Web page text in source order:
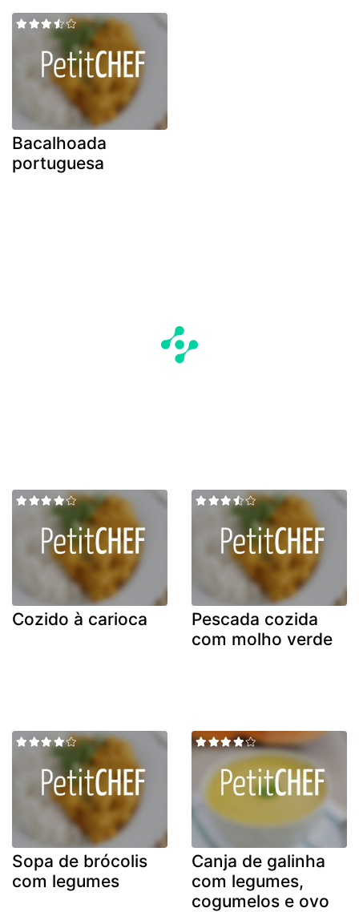
Bacalhoada
portuguesa
Cozido à carioca
Pescada cozida
com molho verde
Sopa de brócolis
com legumes
Canja de galinha
com legumes,
cogumelos e ovo